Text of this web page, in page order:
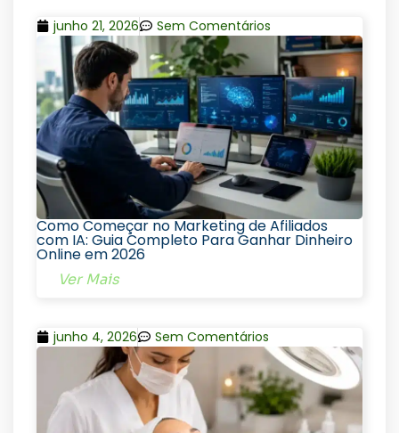
junho 21, 2026 Sem Comentários
Como Começar no Marketing de Afiliados
com IA: Guia Completo Para Ganhar Dinheiro
Online em 2026
Ver Mais
junho 4, 2026 Sem Comentários